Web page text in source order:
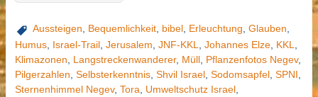
Aussteigen, Bequemlichkeit, bibel, Erleuchtung, Glauben,
Humus, Israel-Trail, Jerusalem JNF-KKL Johannes Elze, KKL
Klimazonen
Langstreckenwanderer, Müll, Pflanzenfotos Negev,
Pilgerzahlen Selbsterkenntnis, Shvil Israel, Sodomsapfel, SPNI
Sternenhimmel Negev, Tora Umweltschutz Israel,